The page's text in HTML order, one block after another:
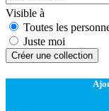
Visible à
Toutes les
Juste moi
Créer une collection